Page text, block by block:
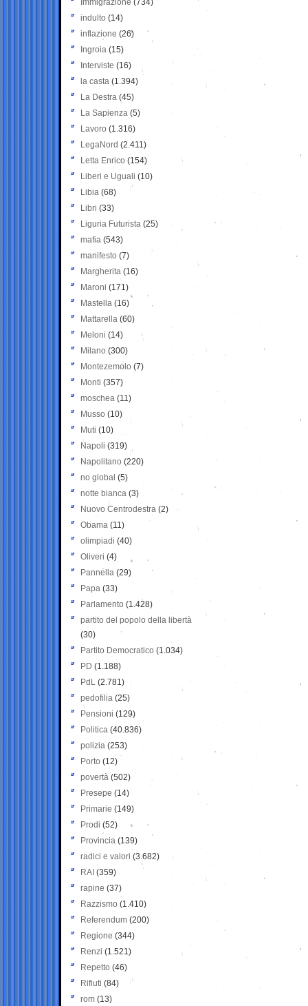
Immigrazione (734)
indulto (14)
inflazione (26)
Ingroia (15)
Interviste (16)
la casta (1.394)
La Destra (45)
La Sapienza (5)
Lavoro (1.316)
LegaNord (2.411)
Letta Enrico (154)
Liberi e Uguali (10)
Libia (68)
Libri (33)
Liguria Futurista (25)
mafia (543)
manifesto (7)
Margherita (16)
Maroni (171)
Mastella (16)
Mattarella (60)
Meloni (14)
Milano (300)
Montezemolo (7)
Monti (357)
moschea (11)
Musso (10)
Muti (10)
Napoli (319)
Napolitano (220)
no global (5)
notte bianca (3)
Nuovo Centrodestra (2)
Obama (11)
olimpiadi (40)
Oliveri (4)
Pannella (29)
Papa (33)
Parlamento (1.428)
partito del popolo della libertà
(30)
Partito Democratico (1.034)
PD (1.188)
PdL (2.781)
pedofilia (25)
Pensioni (129)
Politica (40.836)
polizia (253)
Porto (12)
povertà (502)
Presepe (14)
Primarie (149)
Prodi (52)
Provincia (139)
radici e valori (3.682)
RAI (359)
rapine (37)
Razzismo (1.410)
Referendum (200)
Regione (344)
Renzi (1.521)
Repetto (46)
Rifiuti (84)
rom (13)